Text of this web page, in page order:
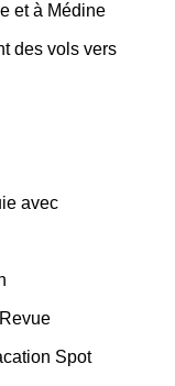
et à Médine
des vols vers
avec
Spot